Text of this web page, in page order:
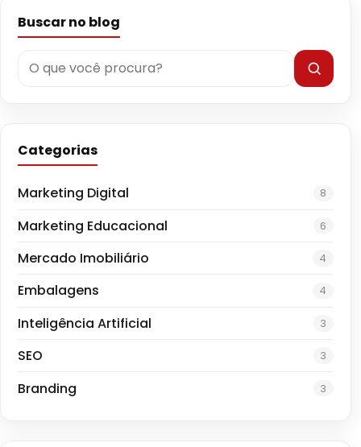
Buscar no blog
Categorias
Marketing Digital 8
Marketing Educacional 6
Mercado Imobiliário 4
Embalagens 4
Inteligência Artificial 3
SEO 3
Branding 3